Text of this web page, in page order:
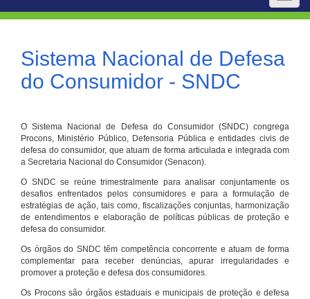
Sistema Nacional de Defesa
do Consumidor - SNDC
O Sistema Nacional de Defesa do Consumidor (SNDC) congrega
Procons, Ministério Público, Defensoria Pública e entidades civis de
defesa do consumidor, que atuam de forma articulada e integrada com
a Secretaria Nacional do Consumidor (Senacon).
O SNDC se reúne trimestralmente para analisar conjuntamente os
desafios enfrentados pelos consumidores e para a formulação de
estratégias de ação, tais como, fiscalizações conjuntas, harmonização
de entendimentos e elaboração de políticas públicas de proteção e
defesa do consumidor.
Os órgãos do SNDC têm competência concorrente e atuam de forma
complementar para receber denúncias, apurar irregularidades e
promover a proteção e defesa dos consumidores.
Os Procons são órgãos estaduais e municipais de proteção e defesa